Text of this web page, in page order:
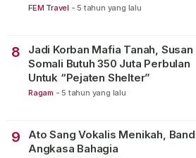
FEM Travel - 5 tahun yang lalu
8
Jadi Korban Mafia Tanah, Susan
Somali Butuh 350 Juta Perbulan
Untuk “Pejaten Shelter”
Ragam - 5 tahun yang lalu
9
Ato Sang Vokalis Menikah, Band
Angkasa Bahagia